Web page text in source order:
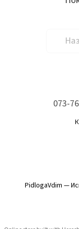
073-
PidlogaVdim —